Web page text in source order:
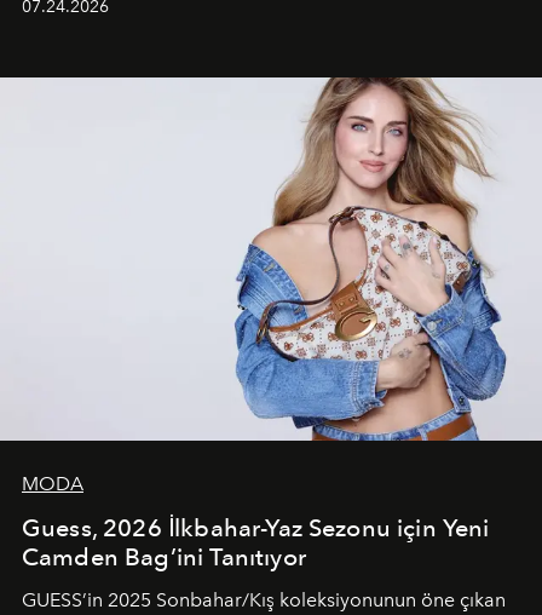
unsurlarından biri olarak öne çıkıyor.
07.24.2026
MODA
Guess, 2026 İlkbahar-Yaz Sezonu için Yeni
Camden Bag’ini Tanıtıyor
GUESS’in 2025 Sonbahar/Kış koleksiyonunun öne çıkan